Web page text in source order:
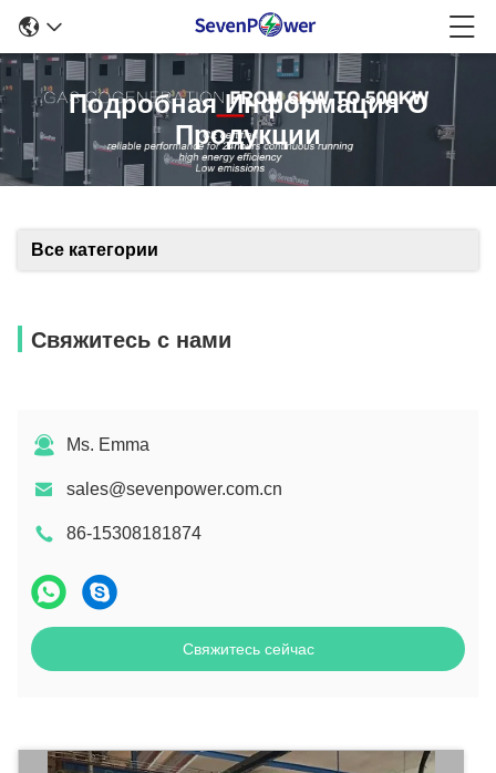
Подробная Информация О
Продукции
Все категории
Свяжитесь с нами
Ms. Emma
sales@sevenpower.com.cn
86-15308181874
Свяжитесь сейчас